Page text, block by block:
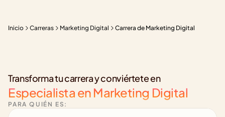
Inicio Carreras Marketing Digital Carrera de Marketing Digital
Transforma tu carrera y conviértete en
Especialista en Marketing Digital
PARA QUIÉN ES: